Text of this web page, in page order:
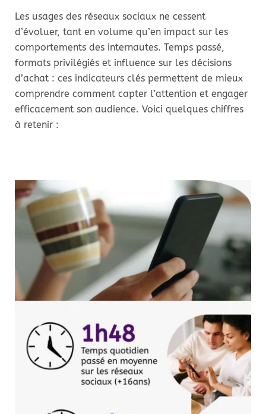
Les usages des réseaux sociaux ne cessent
d’évoluer, tant en volume qu’en impact sur les
comportements des internautes. Temps passé,
formats privilégiés et influence sur les décisions
d’achat : ces indicateurs clés permettent de mieux
comprendre comment capter l’attention et engager
efficacement son audience. Voici quelques chiffres
à retenir :